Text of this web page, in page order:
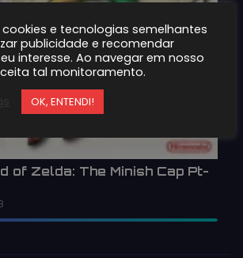
of Zelda: The Minish Cap Pt-
cookies e tecnologias semelhantes
publicidade e recomendar
interesse. Ao navegar em nosso
tal monitoramento.
OK, ENTENDI!